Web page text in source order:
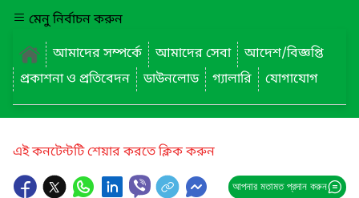
মেনু নির্বাচন করুন
আমাদের সম্পর্কে
আমাদের সেবা
আদেশ/বিজ্ঞপ্তি
প্রকাশনা ও প্রতিবেদন
ডাউনলোড গ্যালারি যোগাযোগ
এই কনটেন্টটি শেয়ার করতে ক্লিক করুন
আপনার মতামত প্রদান করুন